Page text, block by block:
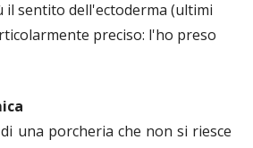
il sentito dell'ectoderma (ultimi
preciso: l'ho preso
una porcheria che non si riesce